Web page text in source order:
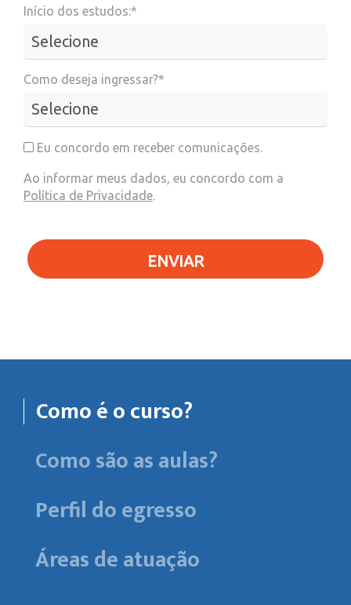
Início dos estudos:*
Como deseja ingressar?*
Eu concordo em receber comunicações.
Ao informar meus dados, eu concordo com a
Política de Privacidade.
ENVIAR
Como é o curso?
Como são as aulas?
Perfil do egresso
Áreas de atuação